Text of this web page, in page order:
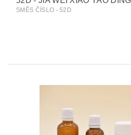
SMĚS ČÍSLO - 52D